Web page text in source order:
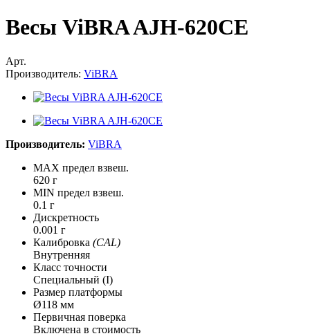
Весы ViBRA AJH-620CE
Арт.
Производитель: ViBRA
Производитель: ViBRA
MAX предел взвеш.
620 г
MIN предел взвеш.
0.1 г
Дискретность
0.001 г
Калибровка (CAL)
Внутренняя
Класс точности
Специальный (I)
Размер платформы
Ø118 мм
Первичная поверка
Включена в стоимость